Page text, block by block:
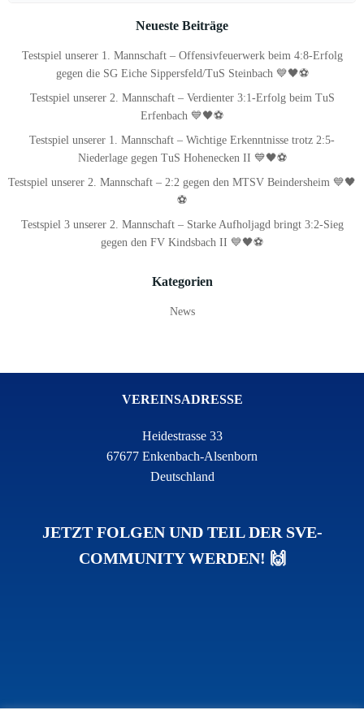
Neueste Beiträge
Testspiel unserer 1. Mannschaft – Offensivfeuerwerk beim 4:8-Erfolg
gegen die SG Eiche Sippersfeld/TuS Steinbach 💙🖤⚽
Testspiel unserer 2. Mannschaft – Verdienter 3:1-Erfolg beim TuS
Erfenbach 💙🖤⚽
Testspiel unserer 1. Mannschaft – Wichtige Erkenntnisse trotz 2:5-
Niederlage gegen TuS Hohenecken II 💙🖤⚽
Testspiel unserer 2. Mannschaft – 2:2 gegen den MTSV Beindersheim 💙🖤
⚽
Testspiel 3 unserer 2. Mannschaft – Starke Aufholjagd bringt 3:2-Sieg
gegen den FV Kindsbach II 💙🖤⚽
Kategorien
News
VEREINSADRESSE
Heidestrasse 33
67677 Enkenbach-Alsenborn
Deutschland
JETZT FOLGEN UND TEIL DER SVE-
COMMUNITY WERDEN! 🙌